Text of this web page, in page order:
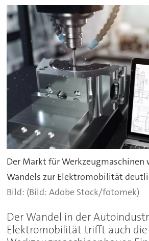
Der Markt für Werkzeugmaschinen
Wandels zur Elektromobilität
(Bild: Adobe Stock/fotomek)
Der Wandel in der
Elektromobilität trifft auch die